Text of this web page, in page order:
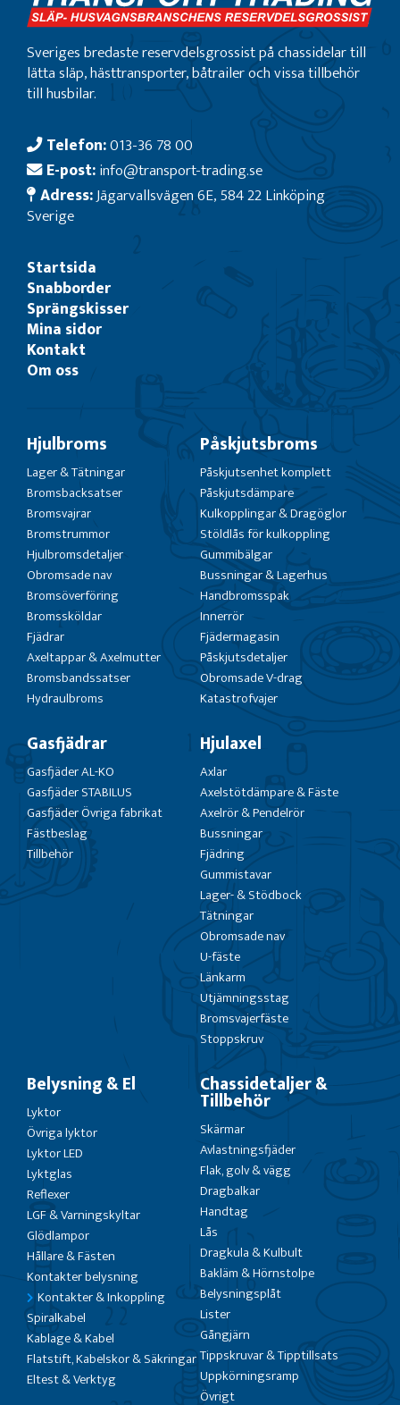
Sveriges bredaste reservdelsgrossist på chassidelar till
lätta släp, hästtransporter, båtrailer och vissa tillbehör
till husbilar.
Telefon:013-36 78 00
E-post:info@transport-trading.se
Adress:Jägarvallsvägen 6E, 584 22 Linköping
Sverige
Startsida
Snabborder
Sprängskisser
Mina sidor
Kontakt
Om oss
Hjulbroms
Lager & Tätningar
Bromsbacksatser
Bromsvajrar
Bromstrummor
Hjulbromsdetaljer
Obromsade nav
Bromsöverföring
Bromssköldar
Fjädrar
Axeltappar & Axelmutter
Bromsbandssatser
Hydraulbroms
Påskjutsbroms
Påskjutsenhet komplett
Påskjutsdämpare
Kulkopplingar & Dragöglor
Stöldlås för kulkoppling
Gummibälgar
Bussningar & Lagerhus
Handbromsspak
Innerrör
Fjädermagasin
Påskjutsdetaljer
Obromsade V-drag
Katastrofvajer
Gasfjädrar
Gasfjäder AL-KO
Gasfjäder STABILUS
Gasfjäder Övriga fabrikat
Fästbeslag
Tillbehör
Hjulaxel
Axlar
Axelstötdämpare & Fäste
Axelrör & Pendelrör
Bussningar
Fjädring
Gummistavar
Lager- & Stödbock
Tätningar
Obromsade nav
U-fäste
Länkarm
Utjämningsstag
Bromsvajerfäste
Stoppskruv
Belysning & El
Lyktor
Övriga lyktor
Lyktor LED
Lyktglas
Reflexer
LGF & Varningskyltar
Glödlampor
Hållare & Fästen
Kontakter belysning
Kontakter & Inkoppling
Spiralkabel
Kablage & Kabel
Flatstift, Kabelskor & Säkringar
Eltest & Verktyg
Chassidetaljer &
Tillbehör
Skärmar
Avlastningsfjäder
Flak, golv & vägg
Dragbalkar
Handtag
Lås
Dragkula & Kulbult
Bakläm & Hörnstolpe
Belysningsplåt
Lister
Gångjärn
Tippskruvar & Tipptillsats
Uppkörningsramp
Övrigt